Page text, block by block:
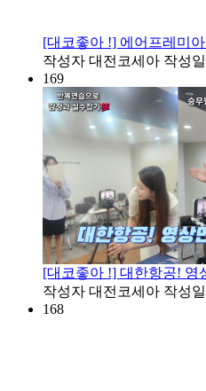
[대코좋아 !] 에어프레미
작성자 대전코세아 작성일
169
[대코좋아 !] 대한항공! 영
작성자 대전코세아 작성일
168